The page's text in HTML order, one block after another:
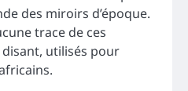
des miroirs d’époque.
trace de ces
utilisés pour